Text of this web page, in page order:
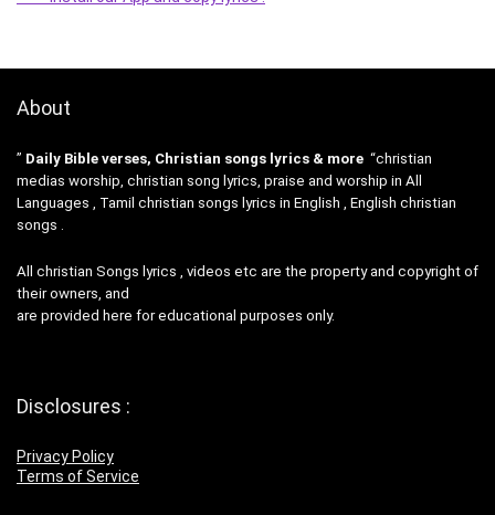
About
” Daily Bible verses, Christian songs lyrics & more “christian
medias worship, christian song lyrics, praise and worship in All
Languages , Tamil christian songs lyrics in English , English christian
songs .
All christian Songs lyrics , videos etc are the property and copyright of
their owners, and
are provided here for educational purposes only.
Disclosures :
Privacy Policy
Terms of Service